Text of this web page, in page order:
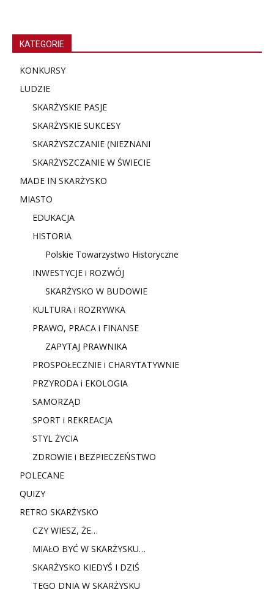
KATEGORIE
KONKURSY
LUDZIE
SKARŻYSKIE PASJE
SKARŻYSKIE SUKCESY
SKARŻYSZCZANIE (NIEZNANI
SKARŻYSZCZANIE W ŚWIECIE
MADE IN SKARŻYSKO
MIASTO
EDUKACJA
HISTORIA
Polskie Towarzystwo Historyczne
INWESTYCJE i ROZWÓJ
SKARŻYSKO W BUDOWIE
KULTURA i ROZRYWKA
PRAWO, PRACA i FINANSE
ZAPYTAJ PRAWNIKA
PROSPOŁECZNIE i CHARYTATYWNIE
PRZYRODA i EKOLOGIA
SAMORZĄD
SPORT i REKREACJA
STYL ŻYCIA
ZDROWIE i BEZPIECZEŃSTWO
POLECANE
QUIZY
RETRO SKARŻYSKO
CZY WIESZ, ŻE…
MIAŁO BYĆ W SKARŻYSKU…
SKARŻYSKO KIEDYŚ I DZIŚ
TEGO DNIA W SKARŻYSKU